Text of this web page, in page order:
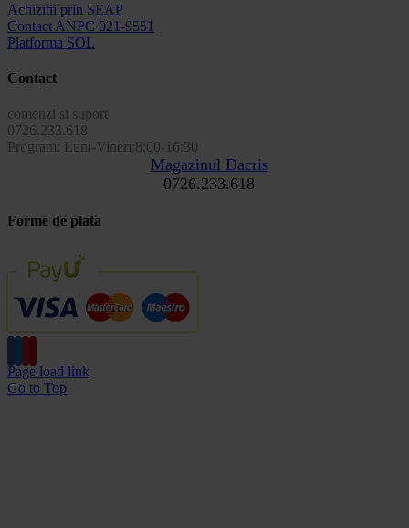
Achizitii prin SEAP
Contact ANPC 021-9551
Platforma SOL
Contact
comenzi si suport
0726.233.618
Program: Luni-Vineri:8:00-16:30
Magazinul Dacris
0726.233.618
Forme de plata
Page load link
Go to Top